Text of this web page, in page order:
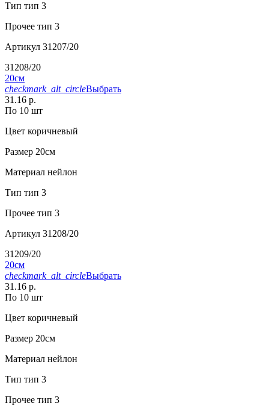
Тип тип 3
Прочее тип 3
Артикул 31207/20
31208/20
20см
checkmark_alt_circleВыбрать
31.16 р.
По 10 шт
Цвет коричневый
Размер 20см
Материал нейлон
Тип тип 3
Прочее тип 3
Артикул 31208/20
31209/20
20см
checkmark_alt_circleВыбрать
31.16 р.
По 10 шт
Цвет коричневый
Размер 20см
Материал нейлон
Тип тип 3
Прочее тип 3